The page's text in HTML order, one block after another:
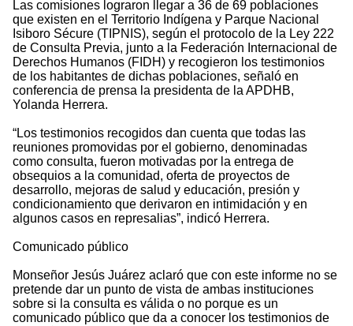
Las comisiones lograron llegar a 36 de 69 poblaciones
que existen en el Territorio Indígena y Parque Nacional
Isiboro Sécure (TIPNIS), según el protocolo de la Ley 222
de Consulta Previa, junto a la Federación Internacional de
Derechos Humanos (FIDH) y recogieron los testimonios
de los habitantes de dichas poblaciones, señaló en
conferencia de prensa la presidenta de la APDHB,
Yolanda Herrera.
“Los testimonios recogidos dan cuenta que todas las
reuniones promovidas por el gobierno, denominadas
como consulta, fueron motivadas por la entrega de
obsequios a la comunidad, oferta de proyectos de
desarrollo, mejoras de salud y educación, presión y
condicionamiento que derivaron en intimidación y en
algunos casos en represalias”, indicó Herrera.
Comunicado público
Monseñor Jesús Juárez aclaró que con este informe no se
pretende dar un punto de vista de ambas instituciones
sobre si la consulta es válida o no porque es un
comunicado público que da a conocer los testimonios de